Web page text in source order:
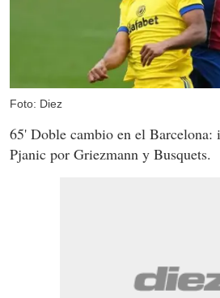
Foto: Diez
65' Doble cambio en el
Pjanic por Griezmann y Busquets.